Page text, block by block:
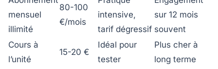
mensuel
illimité
80-100
€/mois
intensive,
tarif dégressif
sur 12 mois
souvent
Cours à
l’unité
15-20 €
Idéal pour
tester
Plus cher à
long terme